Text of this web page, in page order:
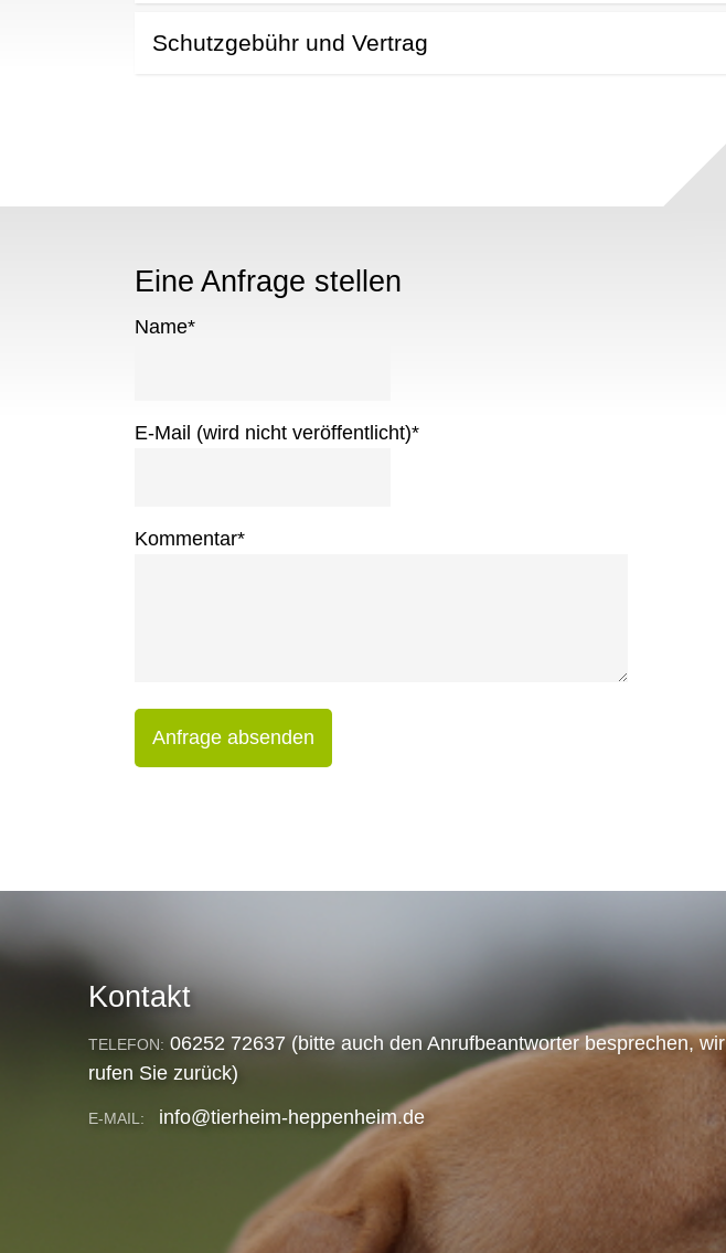
Schutzgebühr und Vertrag
Eine Anfrage stellen
Name*
E-Mail (wird nicht veröffentlicht)*
Kommentar*
Anfrage absenden
Kontakt
TELEFON: 06252 72637 (bitte auch den Anrufbeantworter besprechen, wir
rufen Sie zurück)
E-MAIL: info@tierheim-heppenheim.de